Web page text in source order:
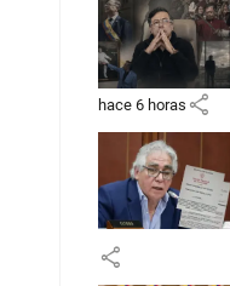
hace 6 horas share
share